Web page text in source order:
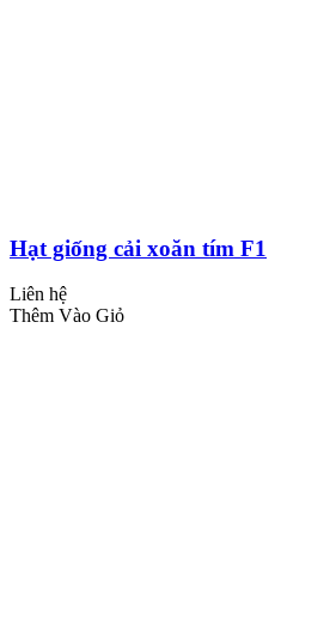
Hạt giống cải xoăn tím F1
Liên hệ
Thêm Vào Giỏ